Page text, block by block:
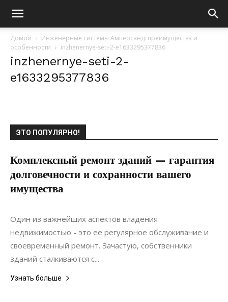
Домой
Инженерные системы Амперсанд: преимущества и
особенности
inzhenernye-seti-2-e1633295377836
inzhenernye-seti-2-
e1633295377836
ЭТО ПОПУЛЯРНО!
Комплексный ремонт зданий — гарантия
долговечности и сохранности вашего
имущества
20.06.2022
Один из важнейших аспектов владения
недвижимостью - это ее регулярное обслуживание и
своевременный ремонт. Зачастую, собственники
зданий сталкиваются с...
Узнать больше